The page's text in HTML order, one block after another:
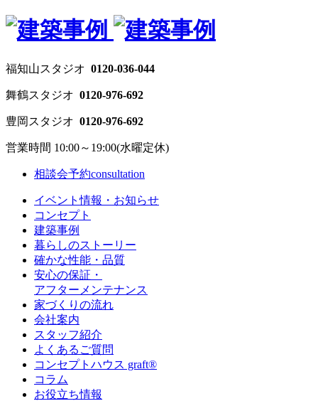
福知山スタジオ 0120-036-044
舞鶴スタジオ 0120-976-692
豊岡スタジオ 0120-976-692
営業時間 10:00～19:00(水曜定休)
相談会予約consultation
イベント情報・お知らせ
コンセプト
建築事例
暮らしのストーリー
確かな性能・品質
安心の保証・
アフターメンテナンス
家づくりの流れ
会社案内
スタッフ紹介
よくあるご質問
コンセプトハウス graft®
コラム
お役立ち情報